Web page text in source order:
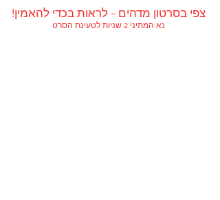
!צפי בסרטון מדהים - לראות בכדי להאמין
נא המתיני 2 שניות לטעינת הסרט